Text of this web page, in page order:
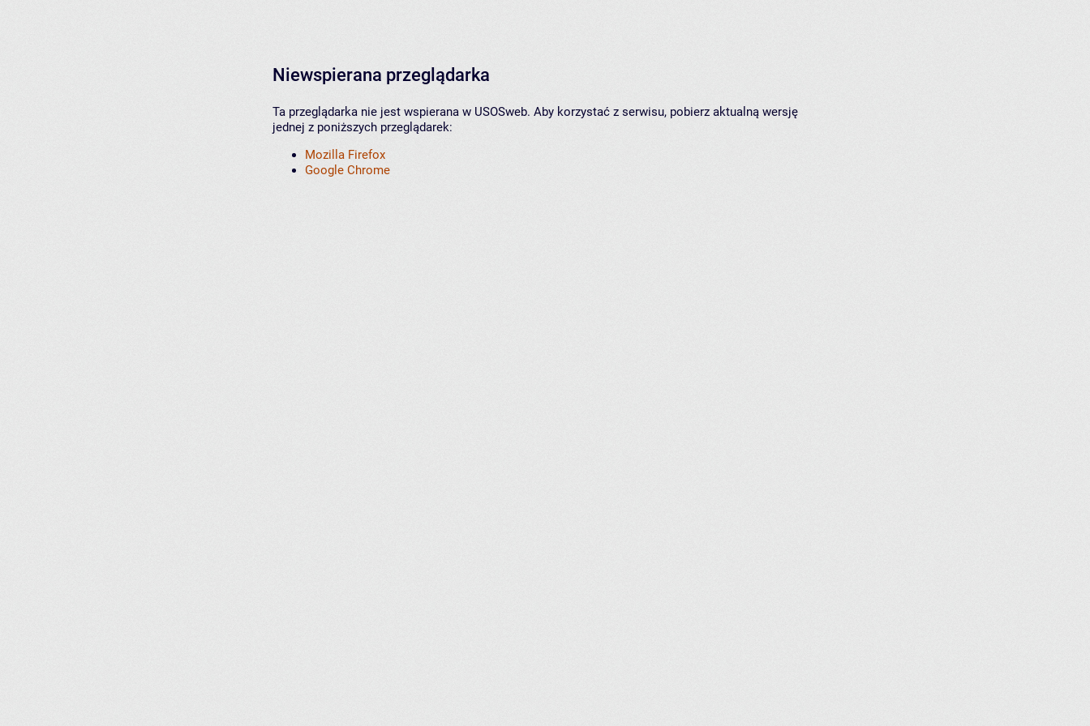
Niewspierana przeglądarka
Ta przeglądarka nie jest wspierana w USOSweb. Aby korzystać z serwisu, pobierz aktualną wersję
jednej z poniższych przeglądarek:
Mozilla Firefox
Google Chrome